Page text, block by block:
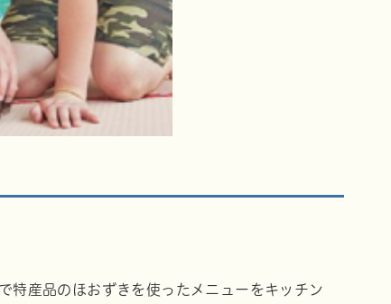
特産品のほおずきを使ったメニューをキッチン